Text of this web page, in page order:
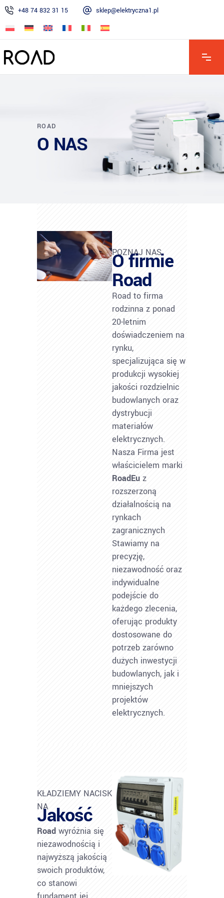
+48 74 832 31 15 sklep@elektryczna1.pl
ROAD
O NAS
POZNAJ NAS
O firmie
Road
Road to firma
rodzinna z ponad
20-letnim
doświadczeniem na
rynku,
specjalizująca się w
produkcji wysokiej
jakości rozdzielnic
budowlanych oraz
dystrybucji
materiałów
elektrycznych.
Nasza Firma jest
właścicielem marki
RoadEu z
rozszerzoną
działalnością na
rynkach
zagranicznych
Stawiamy na
precyzję,
niezawodność oraz
indywidualne
podejście do
każdego zlecenia,
oferując produkty
dostosowane do
potrzeb zarówno
dużych inwestycji
budowlanych, jak i
mniejszych
projektów
elektrycznych.
KŁADZIEMY NACISK
NA
Jakość
Road wyróżnia się
niezawodnością i
najwyższą jakością
swoich produktów,
co stanowi